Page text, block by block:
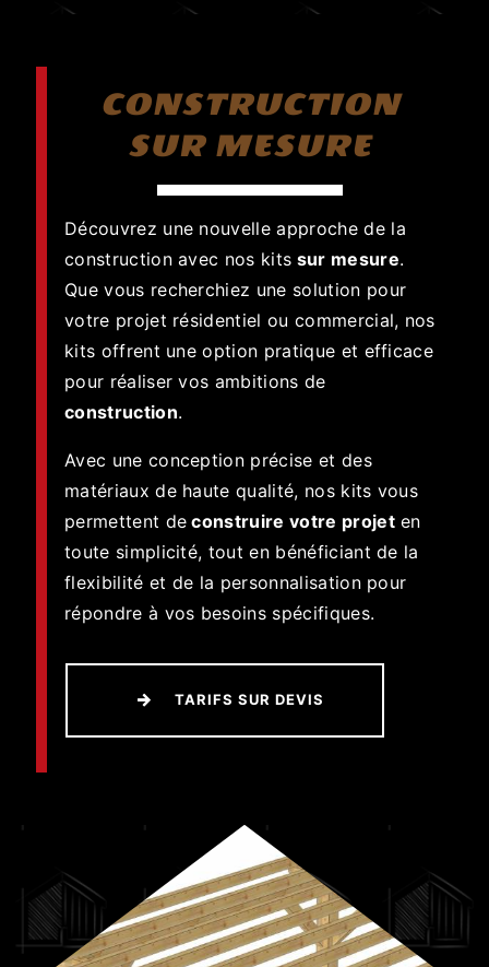
CONSTRUCTION
SUR MESURE
Découvrez une nouvelle approche de la
construction avec nos kits sur mesure.
Que vous recherchiez une solution pour
votre projet résidentiel ou commercial, nos
kits offrent une option pratique et efficace
pour réaliser vos ambitions de
construction.
Avec une conception précise et des
matériaux de haute qualité, nos kits vous
permettent de construire votre projeten
toute simplicité, tout en bénéficiant de la
flexibilité et de la personnalisation pour
répondre à vos besoins spécifiques.
TARIFS SUR DEVIS